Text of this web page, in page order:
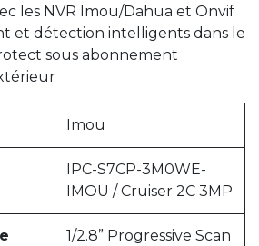
les NVR Imou/Dahua et Onvif
et détection intelligents dans le
sous abonnement
Imou
IPC-S7CP-3M0WE-
IMOU / Cruiser 2C 3MP
1/2.8” Progressive Scan